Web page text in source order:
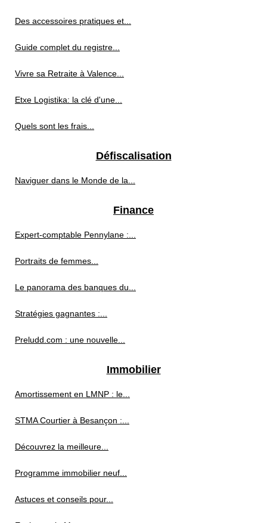
Des accessoires pratiques et...
Guide complet du registre...
Vivre sa Retraite à Valence...
Etxe Logistika: la clé d'une...
Quels sont les frais...
Défiscalisation
Naviguer dans le Monde de la...
Finance
Expert-comptable Pennylane :...
Portraits de femmes...
Le panorama des banques du...
Stratégies gagnantes :...
Preludd.com : une nouvelle...
Immobilier
Amortissement en LMNP : le...
STMA Courtier à Besançon :...
Découvrez la meilleure...
Programme immobilier neuf...
Astuces et conseils pour...